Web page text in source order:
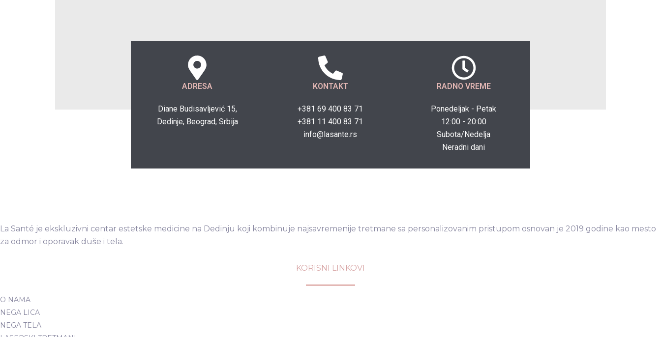
ADRESA
Diane Budisavljević 15,
Dedinje, Beograd, Srbija
KONTAKT
+381 69 400 83 71
+381 11 400 83 71
info@lasante.rs
RADNO VREME
Ponedeljak - Petak
12:00 - 20:00
Subota/Nedelja
Neradni dani
La Santé je ekskluzivni centar estetske medicine na Dedinju koji kombinuje najsavremenije tretmane sa personalizovanim pristupom osnovan je 2019 godine kao mesto
za odmor i oporavak duše i tela.
KORISNI LINKOVI
O NAMA
NEGA LICA
NEGA TELA